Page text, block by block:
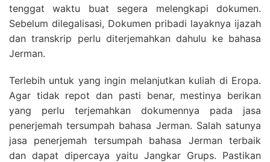
tenggat waktu buat segera melengkapi dokumen.
Sebelum dilegalisasi, Dokumen pribadi layaknya ijazah
dan transkrip perlu diterjemahkan dahulu ke bahasa
Jerman.
Terlebih untuk yang ingin melanjutkan kuliah di Eropa.
Agar tidak repot dan pasti benar, mestinya berikan
yang perlu terjemahkan dokumennya pada jasa
penerjemah tersumpah bahasa Jerman. Salah satunya
jasa penerjemah tersumpah bahasa Jerman terbaik
dan dapat dipercaya yaitu Jangkar Grups. Pastikan